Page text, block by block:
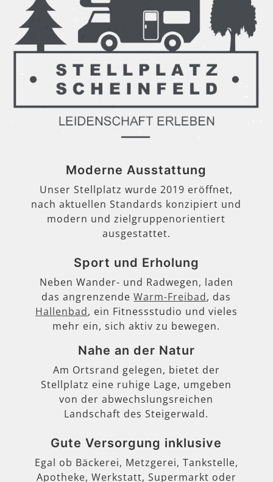
Moderne Ausstattung
Unser Stellplatz wurde 2019 eröffnet,
nach aktuellen Standards konzipiert und
modern und zielgruppenorientiert
ausgestattet.
Sport und Erholung
Neben Wander- und Radwegen, laden
das angrenzendeWarm-Freibad, das
Hallenbad, ein Fitnessstudio und vieles
mehr ein, sich aktiv zu bewegen.
Nahe an der Natur
Am Ortsrand gelegen, bietet der
Stellplatz eine ruhige Lage, umgeben
von der abwechslungsreichen
Landschaft des Steigerwald.
Gute Versorgung inklusive
Egal ob Bäckerei, Metzgerei, Tankstelle,
Apotheke, Werkstatt, Supermarkt oder